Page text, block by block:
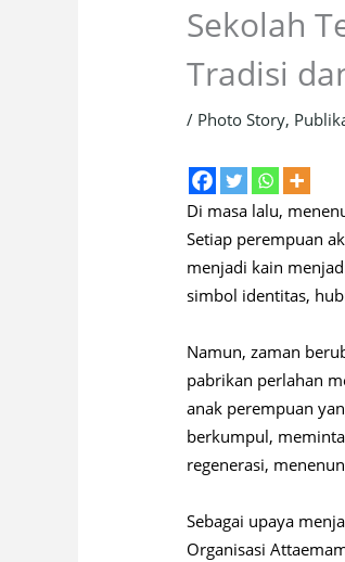
Sekolah
Tradisi
/ Photo Story,
Di masa lalu,
Setiap perempuan
menjadi kain
simbol identitas,
Namun, zaman
pabrikan perlahan
anak perempuan
berkumpul,
regenerasi,
Sebagai upaya
Organisasi